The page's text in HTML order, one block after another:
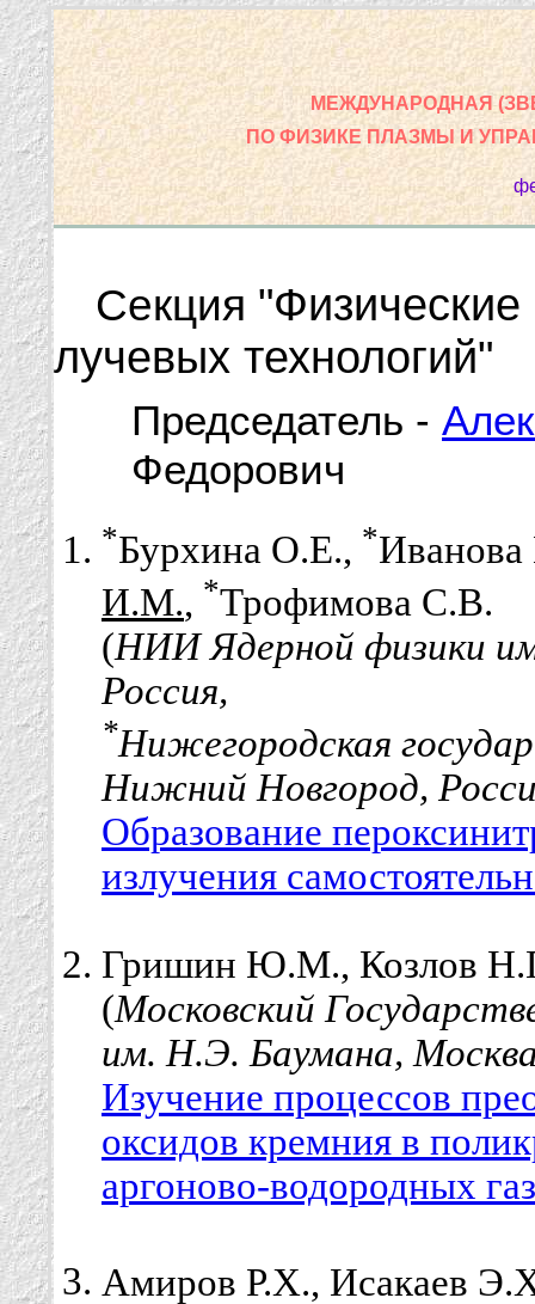
МЕЖДУНАРОДНАЯ
ПО ФИЗИКЕ ПЛАЗМЫ И
Секция
лучевых технологий"
Председатель -
Федорович
*Бурхина О.Е., *
И.М., *Трофимова С.В.
(НИИ Ядерной физики
Россия,
*Нижегородская
Нижний Новгород,
Образование
излучения
Гришин Ю.М., Козлов
(Московский
им. Н.Э. Баумана,
Изучение процессов
оксидов кремния в
аргоново-водородных
Амиров Р.Х., Исакаев